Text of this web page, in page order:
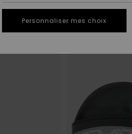
Personnaliser mes choix